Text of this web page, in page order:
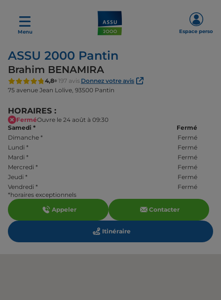
Menu Espace perso
ASSU 2000 Pantin
Brahim BENAMIRA
4,8 197 avis Donnez votre avis
75 avenue Jean Lolive, 93500 Pantin
HORAIRES :
FerméOuvre le 24 août à 09:30
Samedi *
Fermé
Dimanche *
Fermé
Lundi *
Fermé
Mardi *
Fermé
Mercredi *
Fermé
Jeudi *
Fermé
Vendredi *
Fermé
*horaires exceptionnels
Appeler
Contacter
Itinéraire